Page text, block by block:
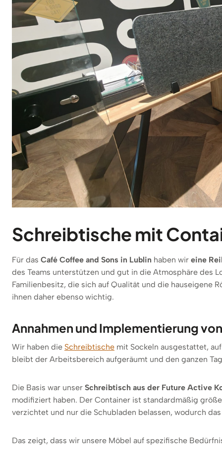
Schreibtische mit
Für das Café Coffee and Sons in Lublin haben wir eine
des Teams unterstützen und gut in die Atmosphäre des
Familienbesitz, die sich auf Qualität und die hauseigene
ihnen daher ebenso wichtig.
Annahmen und Implementierung
Wir haben die Schreibtische mit Sockeln ausgestattet,
bleibt der Arbeitsbereich aufgeräumt und den ganzen
Die Basis war unser Schreibtisch aus der Future Active
modifiziert haben. Der Container ist standardmäßig
verzichtet und nur die Schubladen belassen, wodurch
Das zeigt, dass wir unsere Möbel auf spezifische